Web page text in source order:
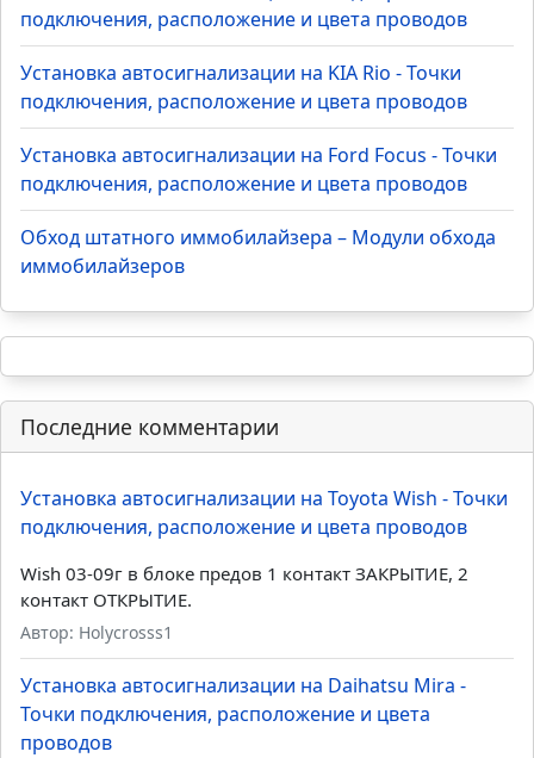
подключения, расположение и цвета проводов
Установка автосигнализации на KIA Rio - Точки
подключения, расположение и цвета проводов
Установка автосигнализации на Ford Focus - Точки
подключения, расположение и цвета проводов
Обход штатного иммобилайзера – Модули обхода
иммобилайзеров
Последние комментарии
Установка автосигнализации на Toyota Wish - Точки
подключения, расположение и цвета проводов
Wish 03-09г в блоке предов 1 контакт ЗАКРЫТИЕ, 2
контакт ОТКРЫТИЕ.
Автор: Holycrosss1
Установка автосигнализации на Daihatsu Mira -
Точки подключения, расположение и цвета
проводов